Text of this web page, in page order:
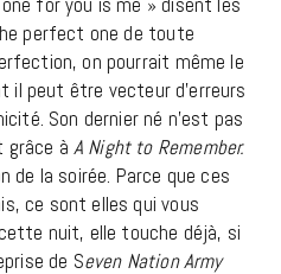
perfect one de toute
on pourrait même le
il peut être vecteur d’erreurs
Son dernier né n’est pas
grâce à A Night to Remember.
de la soirée. Parce que ces
ce sont elles qui vous
nuit, elle touche déjà, si
de Seven Nation Army